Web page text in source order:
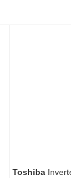
Toshiba Inverter